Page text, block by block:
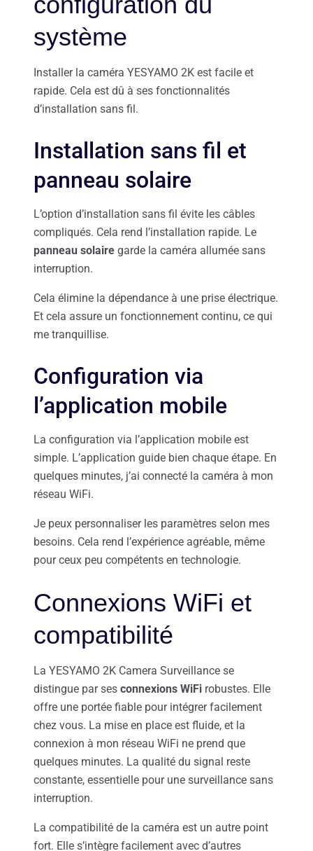
système
Installer la caméra YESYAMO 2K est facile et
rapide. Cela est dû à ses fonctionnalités
d’installation sans fil.
Installation sans fil et
panneau solaire
L’option d’installation sans fil évite les câbles
compliqués. Cela rend l’installation rapide. Le
panneau solaire garde la caméra allumée sans
interruption.
Cela élimine la dépendance à une prise électrique.
Et cela assure un fonctionnement continu, ce qui
me tranquillise.
Configuration via
l’application mobile
La configuration via l’application mobile est
simple. L’application guide bien chaque étape. En
quelques minutes, j’ai connecté la caméra à mon
réseau WiFi.
Je peux personnaliser les paramètres selon mes
besoins. Cela rend l’expérience agréable, même
pour ceux peu compétents en technologie.
Connexions WiFi et
compatibilité
La YESYAMO 2K Camera Surveillance se
distingue par ses connexions WiFi robustes. Elle
offre une portée fiable pour intégrer facilement
chez vous. La mise en place est fluide, et la
connexion à mon réseau WiFi ne prend que
quelques minutes. La qualité du signal reste
constante, essentielle pour une surveillance sans
interruption.
La compatibilité de la caméra est un autre point
fort. Elle s’intègre facilement avec d’autres